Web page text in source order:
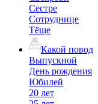
Сестре
Сотруднице
Тёще
Какой повод
Выпускной
День рождения
Юбилей
20 лет